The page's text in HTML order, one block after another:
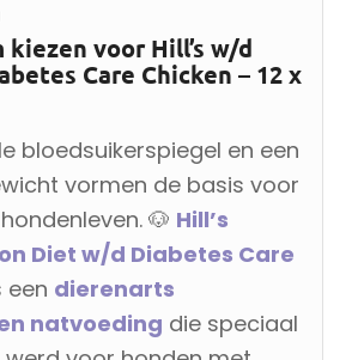
kiezen voor Hill’s w/d
Care Chicken – 12 x
bloedsuikerspiegel en een
vormen de basis voor
🐶 Hill’s
Diet w/d Diabetes Care
een dierenarts
natvoeding die speciaal